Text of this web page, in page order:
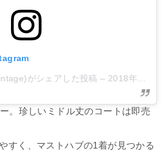
がシェアした投稿 – 2018年12月月14日午前2時48分PST
。珍しいミドル丈のコートは即売
すく、マストハブの1着が見つかる